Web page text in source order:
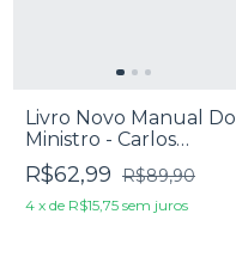
Livro Novo Manual Do
Ministro - Carlos
Mraida
R$62,99 R$89,90
4 x de R$15,75 sem juros